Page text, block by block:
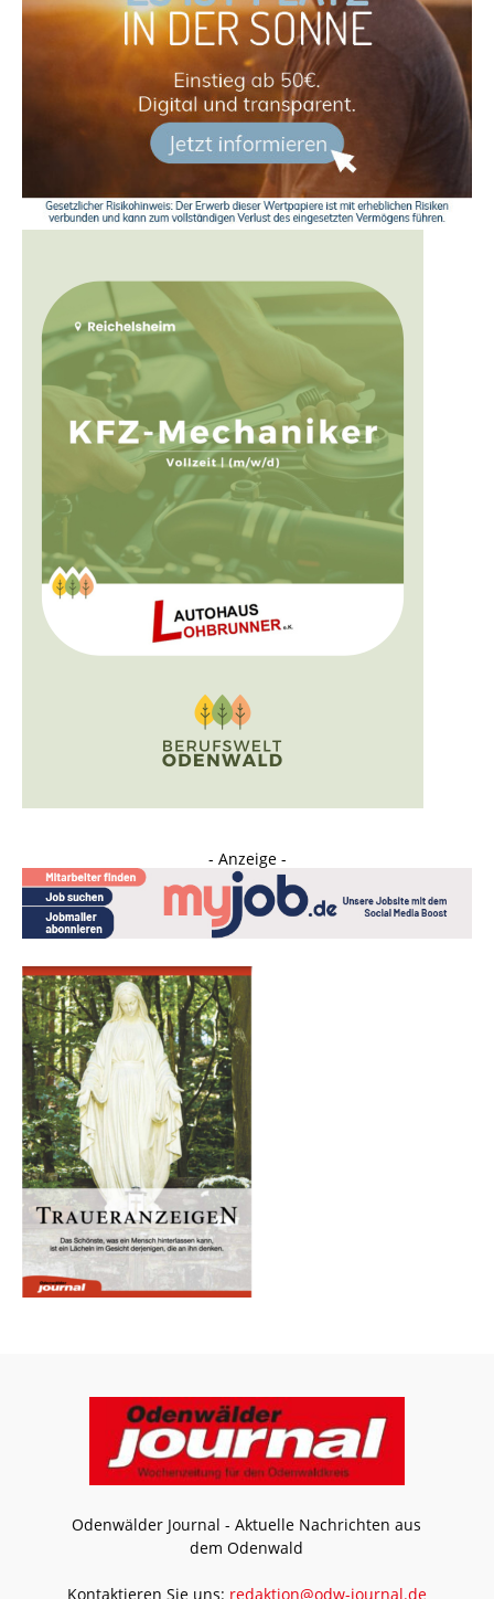
- Anzeige -
Odenwälder Journal - Aktuelle Nachrichten aus
dem Odenwald
Kontaktieren Sie uns: redaktion@odw-journal.de